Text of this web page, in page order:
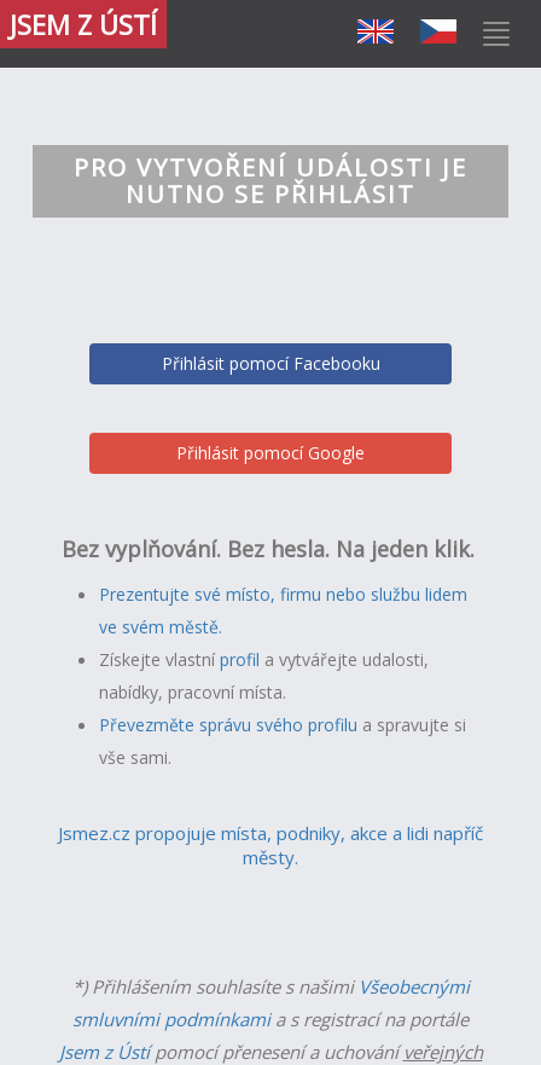
JSEM Z ÚSTÍ
PRO VYTVOŘENÍ UDÁLOSTI JE
NUTNO SE PŘIHLÁSIT
Přihlásit pomocí Facebooku
Přihlásit pomocí Google
Bez vyplňování. Bez hesla. Na jeden klik.
Prezentujte své místo, firmu nebo službu lidem
ve svém městě.
Získejte vlastníprofil a vytvářejte udalosti,
nabídky, pracovní místa.
Převezměte správu svého profilu a spravujte si
vše sami.
Jsmez.cz propojuje místa, podniky, akce a lidi napříč
městy.
*) Přihlášením souhlasíte s našimi Všeobecnými
smluvními podmínkamia s registrací na portále
Jsem z Ústípomocí přenesení a uchováníveřejných